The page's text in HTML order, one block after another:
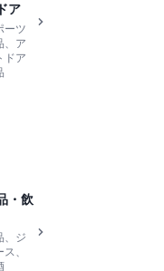
ア
ーツ
、ア
ドア
・飲
、ジ
、